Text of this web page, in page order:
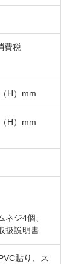
費税
H）mm
H）mm
ジ4個、
扱説明書
貼り、ス